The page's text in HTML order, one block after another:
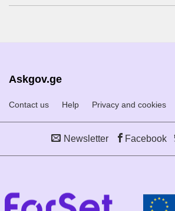
Askgov.ge
Contact us Help Privacy and cookies
Newsletter Facebook